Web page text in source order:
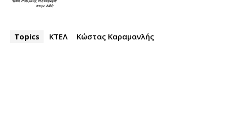
Topics ΚΤΕΛ Κώστας Καραμανλής